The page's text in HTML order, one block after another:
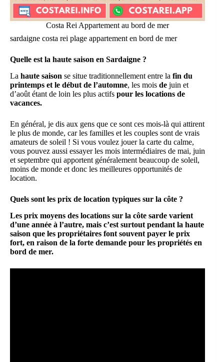
Costa Rei Appartement au bord de mer
sardaigne costa rei plage appartement en bord de mer
Quelle est la haute saison en Sardaigne ?
La haute saison se situe traditionnellement entre la fin du
printemps et le début de l’automne, les mois de juin et
d’août étant de loin les plus actifs pour les locations de
vacances.
En général, je dis aux gens que ce sont ces mois-là qui attirent
le plus de monde, car les familles et les couples sont de vrais
amateurs de soleil ! Si vous voulez jouer la carte du calme,
vous pouvez aussi essayer les mois intermédiaires de mai, juin
et septembre qui apportent généralement beaucoup de soleil,
moins de monde et donc les meilleures opportunités de
location.
Quels sont les prix de location typiques sur la côte ?
Les prix moyens des locations sur la côte sarde varient
d’une année à l’autre, mais c’est surtout pendant la haute
saison que les propriétaires font souvent payer le prix
fort, en raison de la forte demande pour les propriétés en
bord de mer.